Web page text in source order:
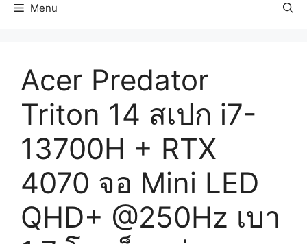
Menu
Acer Predator
Triton 14 สเปก i7-
13700H + RTX
4070 จอ Mini LED
QHD+ @250Hz เบา